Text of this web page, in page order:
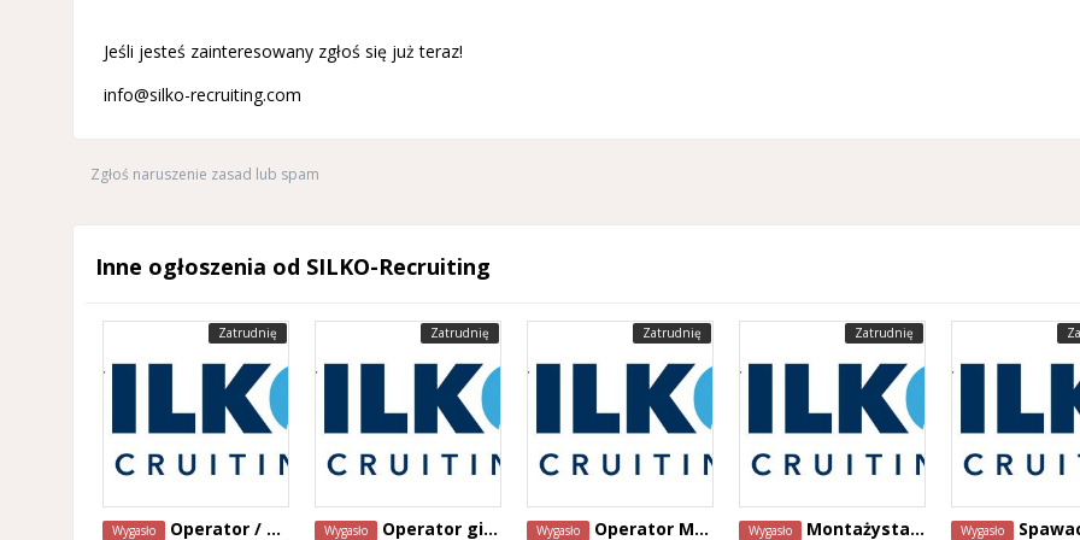
Jeśli jesteś zainteresowany zgłoś się już teraz!
info@silko-recruiting.com
Zgłoś naruszenie zasad lub spam
Inne ogłoszenia od SILKO-Recruiting
Zatrudnię
Wygasło Operator / Programista CNC Mazak – Alken, Belgia
Zatrudnię
Wygasło Operator giętarki CNC – Staden, Belgia
Zatrudnię
Wygasło Operator Maszyn do Obróbki Drewna Egzotycznego - Mouscron, Belgia
Zatrudnię
Wygasło Montażysta okien i drzwi - Belgia Wygasło Spawacz /